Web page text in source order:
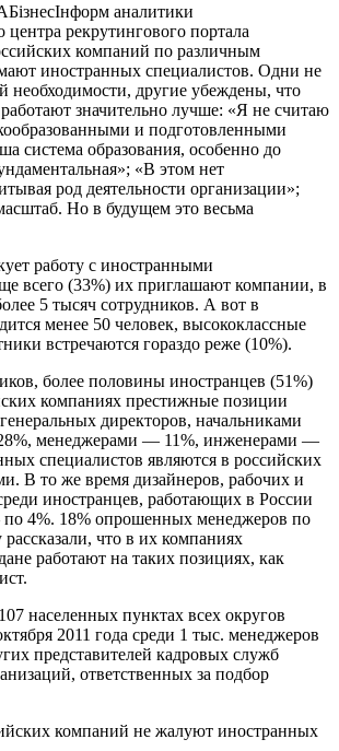
аналитики
центра рекрутингового портала
компаний по различным
иностранных специалистов. Одни не
необходимости, другие убеждены, что
значительно лучше: «Я не считаю
и подготовленными
система образования, особенно до
«В этом нет
род деятельности организации»;
Но в будущем это весьма
работу с иностранными
всего (33%) их приглашают компании, в
5 тысяч сотрудников. А вот в
менее 50 человек, высококлассные
встречаются гораздо реже (10%).
более половины иностранцев (51%)
компаниях престижные позиции
директоров, начальниками
28%, менеджерами — 11%, инженерами —
специалистов являются в российских
В то же время дизайнеров, рабочих и
иностранцев, работающих в России
4%. 18% опрошенных менеджеров по
что в их компаниях
работают на таких позициях, как
населенных пунктах всех округов
2011 года среди 1 тыс. менеджеров
представителей кадровых служб
ответственных за подбор
компаний не жалуют иностранных